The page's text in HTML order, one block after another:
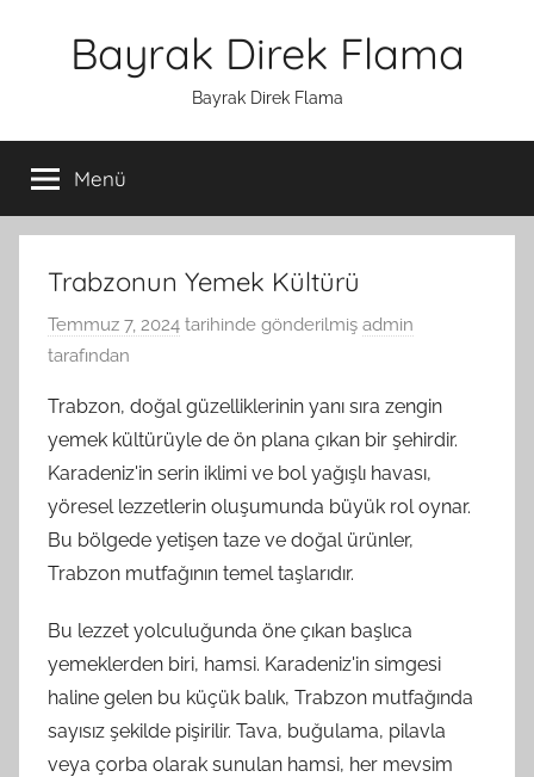
Bayrak Direk Flama
Bayrak Direk Flama
Menü
Trabzonun Yemek Kültürü
Temmuz 7, 2024 tarihinde gönderilmiş admin
tarafından
Trabzon, doğal güzelliklerinin yanı sıra zengin
yemek kültürüyle de ön plana çıkan bir şehirdir.
Karadeniz'in serin iklimi ve bol yağışlı havası,
yöresel lezzetlerin oluşumunda büyük rol oynar.
Bu bölgede yetişen taze ve doğal ürünler,
Trabzon mutfağının temel taşlarıdır.
Bu lezzet yolculuğunda öne çıkan başlıca
yemeklerden biri, hamsi. Karadeniz'in simgesi
haline gelen bu küçük balık, Trabzon mutfağında
sayısız şekilde pişirilir. Tava, buğulama, pilavla
veya çorba olarak sunulan hamsi, her mevsim